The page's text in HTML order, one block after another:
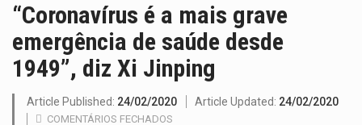
A descoberta representa um marco para a astronomia moderna. Embora…
“Coronavírus é a mais grave
emergência de saúde desde
1949”, diz Xi Jinping
Article Published: 24/02/2020 Article Updated: 24/02/2020
COMENTÁRIOS FECHADOS